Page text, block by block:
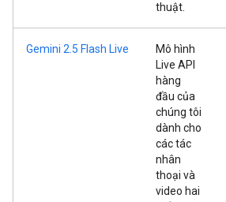
thuật.
Gemini 2.5 Flash Live
Mô hình
Live API
hàng
đầu của
chúng tôi
dành cho
các tác
nhân
thoại và
video hai